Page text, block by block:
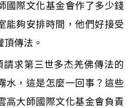
國際文化基金會作了多少錢
能夠安排時間，他們好接受
頂傳法。
請求第三世多杰羌佛傳法的
水，這是怎麼一回事？這些
高大師國際文化基金會負責